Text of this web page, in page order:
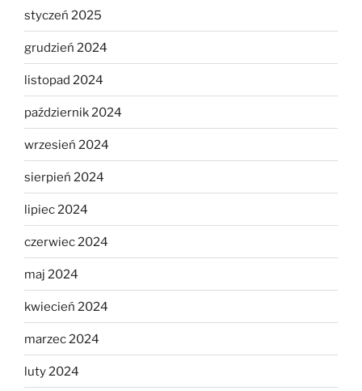
styczeń 2025
grudzień 2024
listopad 2024
październik 2024
wrzesień 2024
sierpień 2024
lipiec 2024
czerwiec 2024
maj 2024
kwiecień 2024
marzec 2024
luty 2024